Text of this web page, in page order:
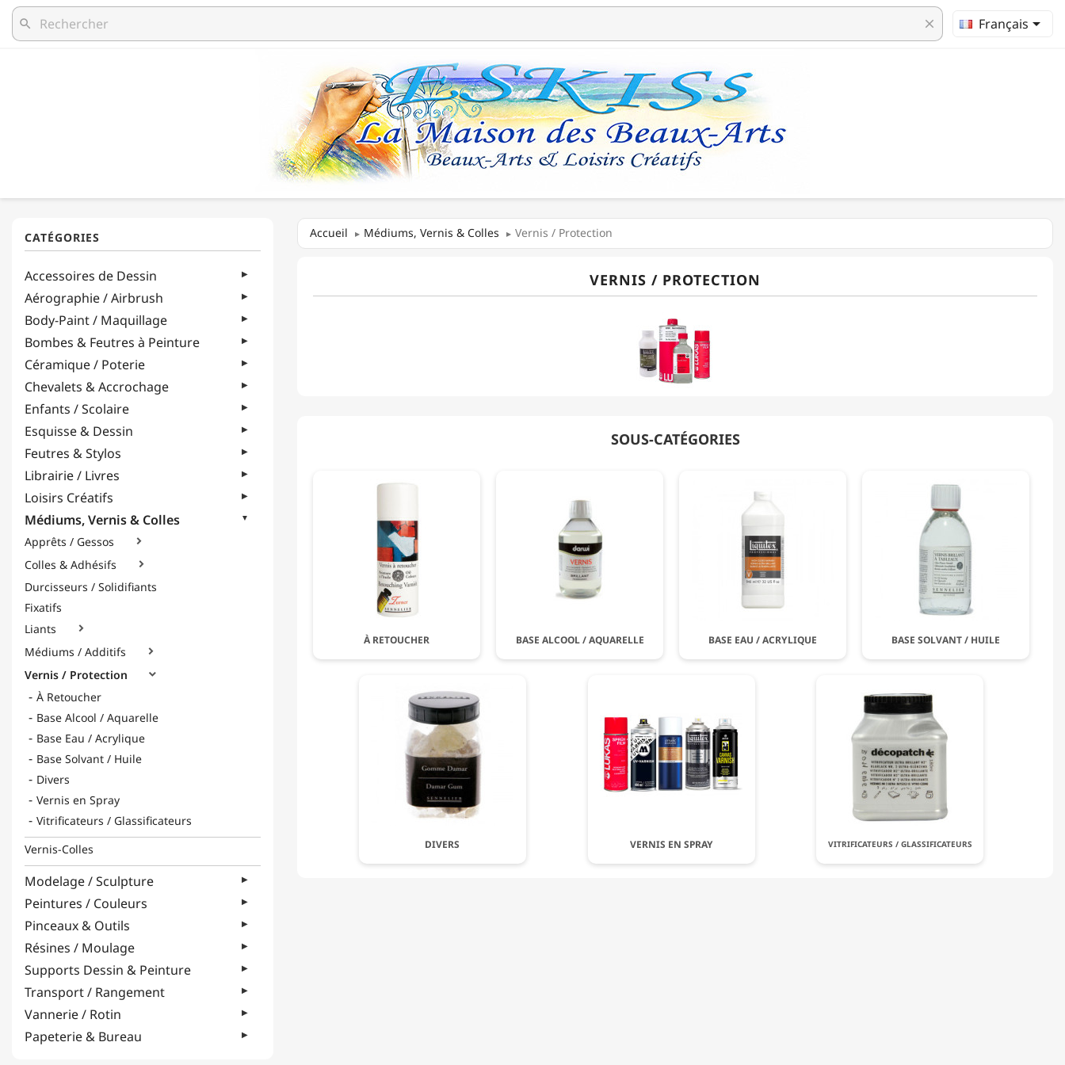
search clear Français
Accessoires de Dessin
Aérographie / Airbrush
Body-Paint / Maquillage
Bombes & Feutres à Peinture
Céramique / Poterie
Chevalets & Accrochage
Enfants / Scolaire
Esquisse & Dessin
Feutres & Stylos
Librairie / Livres
Loisirs Créatifs
Médiums, Vernis & Colles
Apprêts / Gessos 
Colles & Adhésifs 
Durcisseurs / Solidifiants
Fixatifs
Liants

Médiums / Additifs 
Vernis / Protection 
À Retoucher
Base Alcool / Aquarelle
Base Eau / Acrylique
Base Solvant / Huile
Divers
Vernis en Spray
Vitrificateurs / Glassificateurs
Vernis-Colles
Modelage / Sculpture
Peintures / Couleurs
Pinceaux & Outils
Résines / Moulage
Supports Dessin & Peinture
Transport / Rangement
Vannerie / Rotin
Papeterie & Bureau
Accueil Médiums, Vernis & Colles Vernis / Protection
VERNIS / PROTECTION
SOUS-CATÉGORIES
À RETOUCHER BASE ALCOOL / AQUARELLE BASE EAU / ACRYLIQUE BASE SOLVANT / HUILE
DIVERS VERNIS EN SPRAY VITRIFICATEURS / GLASSIFICATEURS